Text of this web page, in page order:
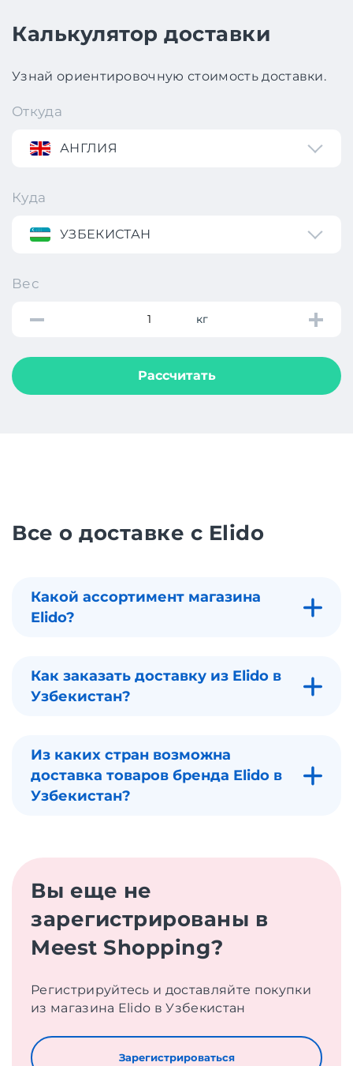
Калькулятор доставки
Узнай ориентировочную стоимость доставки.
Откуда
АНГЛИЯ
Куда
УЗБЕКИСТАН
Вес
кг
Рассчитать
Все о доставке с Elido
Какой ассортимент магазина
Elido?
Как заказать доставку из Elido в
Узбекистан?
Из каких стран возможна
доставка товаров бренда Elido в
Узбекистан?
Вы еще не
зарегистрированы в
Meest Shopping?
Регистрируйтесь и доставляйте покупки
из магазина Elido в Узбекистан
Зарегистрироваться